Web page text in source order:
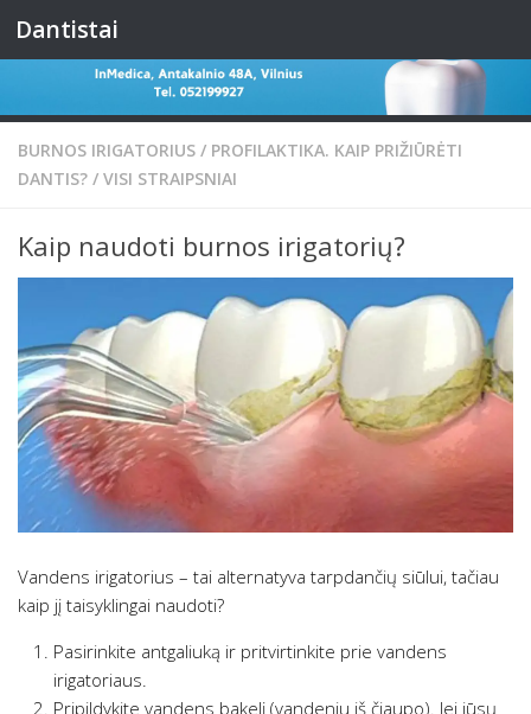
Skip to content
Dantistai
BURNOS IRIGATORIUS / PROFILAKTIKA. KAIP PRIŽIŪRĖTI
DANTIS? / VISI STRAIPSNIAI
Kaip naudoti burnos irigatorių?
Vandens irigatorius – tai alternatyva tarpdančių siūlui, tačiau
kaip jį taisyklingai naudoti?
Pasirinkite antgaliuką ir pritvirtinkite prie vandens
irigatoriaus.
Pripildykite vandens bakelį (vandeniu iš čiaupo). Jei jūsų